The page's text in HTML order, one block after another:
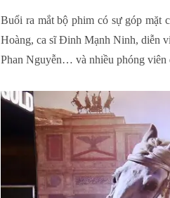
Buổi ra mắt bộ phim có sự góp mặt
Hoàng, ca sĩ Đinh Mạnh Ninh, diễn
Phan Nguyễn… và nhiều phóng viên